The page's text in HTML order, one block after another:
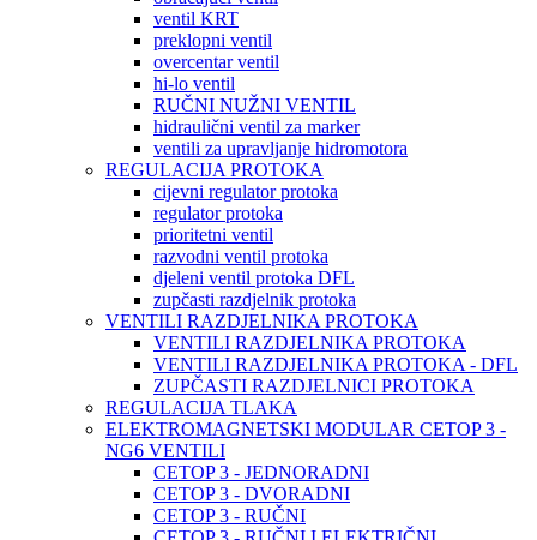
ventil KRT
preklopni ventil
overcentar ventil
hi-lo ventil
RUČNI NUŽNI VENTIL
hidraulični ventil za marker
ventili za upravljanje hidromotora
REGULACIJA PROTOKA
cijevni regulator protoka
regulator protoka
prioritetni ventil
razvodni ventil protoka
djeleni ventil protoka DFL
zupčasti razdjelnik protoka
VENTILI RAZDJELNIKA PROTOKA
VENTILI RAZDJELNIKA PROTOKA
VENTILI RAZDJELNIKA PROTOKA - DFL
ZUPČASTI RAZDJELNICI PROTOKA
REGULACIJA TLAKA
ELEKTROMAGNETSKI MODULAR CETOP 3 -
NG6 VENTILI
CETOP 3 - JEDNORADNI
CETOP 3 - DVORADNI
CETOP 3 - RUČNI